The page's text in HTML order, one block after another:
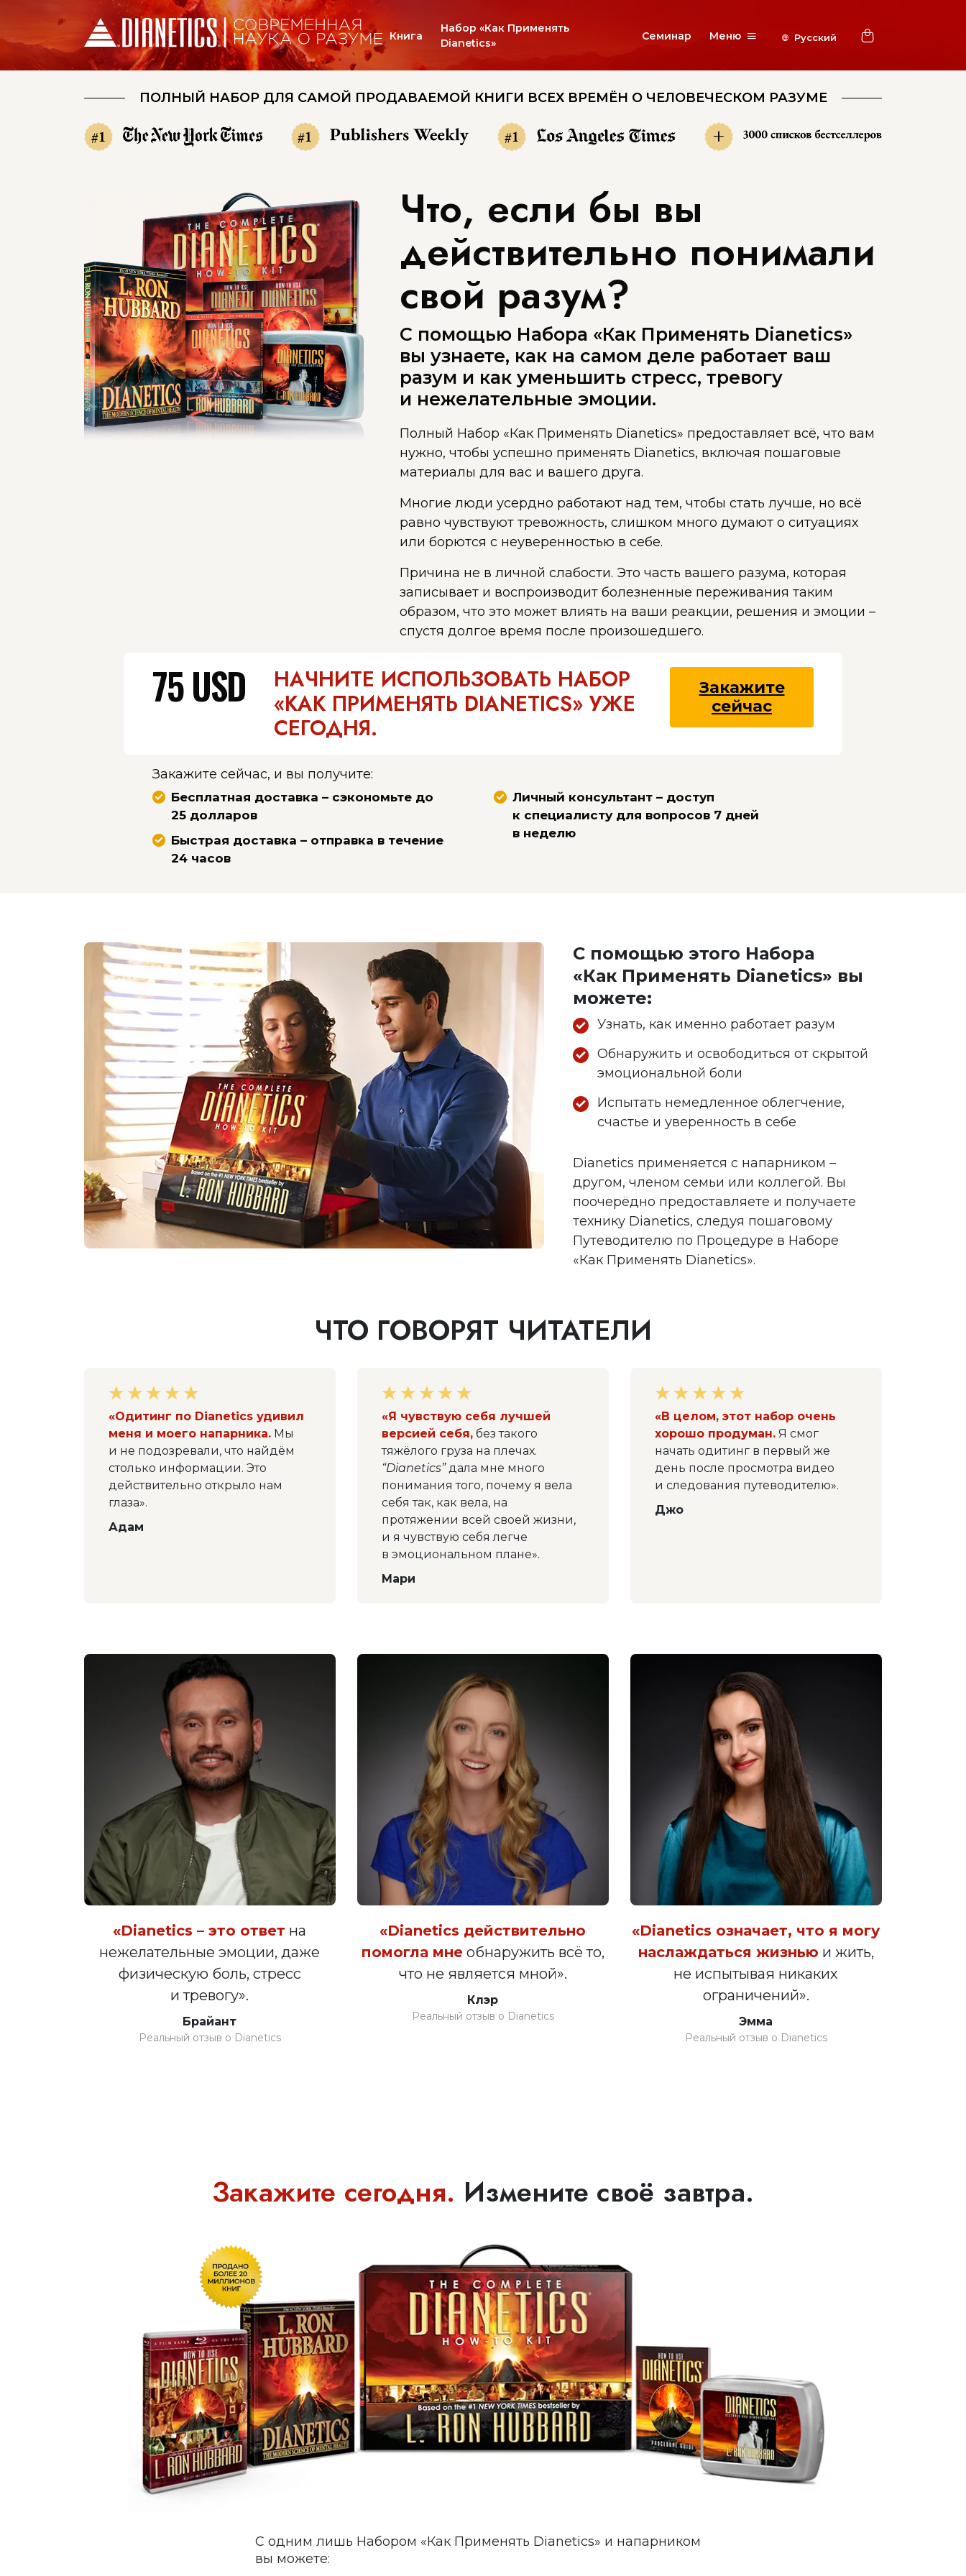
Книга
Набор «Как Применять
Dianetics»
Семинар Меню
ПОЛНЫЙ НАБОР ДЛЯ САМОЙ ПРОДАВАЕМОЙ КНИГИ ВСЕХ ВРЕМЁН О ЧЕЛОВЕЧЕСКОМ РАЗУМЕ
#1 #1 #1 +
Что, если бы вы
действительно понимали
свой разум?
С помощью Набора «Как Применять Dianetics»
вы узнаете, как на самом деле работает ваш
разум и как уменьшить стресс, тревогу
и нежелательные эмоции.
Полный Набор «Как Применять Dianetics» предоставляет всё, что вам
нужно, чтобы успешно применять Dianetics, включая пошаговые
материалы для вас и вашего друга.
Многие люди усердно работают над тем, чтобы стать лучше, но всё
равно чувствуют тревожность, слишком много думают о ситуациях
или борются с неуверенностью в себе.
Причина не в личной слабости. Это часть вашего разума, которая
записывает и воспроизводит болезненные переживания таким
образом, что это может влиять на ваши реакции, решения и эмоции –
спустя долгое время после произошедшего.
75 USD
НАЧНИТЕ ИСПОЛЬЗОВАТЬ НАБОР
«КАК ПРИМЕНЯТЬ DIANETICS» УЖЕ
СЕГОДНЯ.
Закажите
сейчас
Закажите сейчас, и вы получите:
Бесплатная доставка – сэкономьте до
25 долларов
Быстрая доставка – отправка в течение
24 часов
Личный консультант – доступ
к специалисту для вопросов 7 дней
в неделю
С помощью этого Набора
«Как Применять Dianetics» вы
можете:
Узнать, как именно работает разум
Обнаружить и освободиться от скрытой
эмоциональной боли
Испытать немедленное облегчение,
счастье и уверенность в себе
Dianetics применяется с напарником –
другом, членом семьи или коллегой. Вы
поочерёдно предоставляете и получаете
технику Dianetics, следуя пошаговому
Путеводителю по Процедуре в Наборе
«Как Применять Dianetics».
ЧТО ГОВОРЯТ ЧИТАТЕЛИ
«Одитинг по Dianetics удивил
меня и моего напарника. Мы
и не подозревали, что найдём
столько информации. Это
действительно открыло нам
глаза».
Адам
«Я чувствую себя лучшей
версией себя, без такого
тяжёлого груза на плечах.
“Dianetics”дала мне много
понимания того, почему я вела
себя так, как вела, на
протяжении всей своей жизни,
и я чувствую себя легче
в эмоциональном плане».
Мари
«В целом, этот набор очень
хорошо продуман. Я смог
начать одитинг в первый же
день после просмотра видео
и следования путеводителю».
Джо
«Dianetics – это ответ на
нежелательные эмоции, даже
физическую боль, стресс
и тревогу».
Брайант
Реальный отзыв о Dianetics
«Dianetics действительно
помогла мнеобнаружить всё то,
что не является мной».
Клэр
Реальный отзыв о Dianetics
«Dianetics означает, что я могу
наслаждаться жизнью и жить,
не испытывая никаких
ограничений».
Эмма
Реальный отзыв о Dianetics
Закажите сегодня. Измените своё завтра.
С одним лишь Набором «Как Применять Dianetics» и напарником
вы можете: